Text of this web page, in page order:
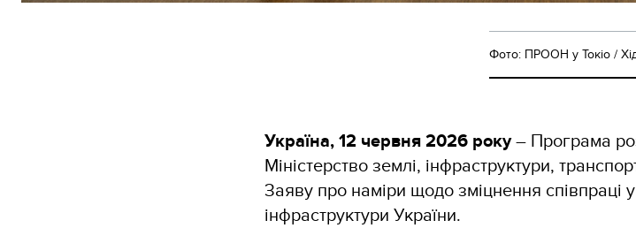
Фото: ПРООН у Токіо /
Україна, 12 червня 2026 року– Програма
Міністерство землі, інфраструктури,
Заяву про наміри щодо зміцнення співпраці
інфраструктури України.